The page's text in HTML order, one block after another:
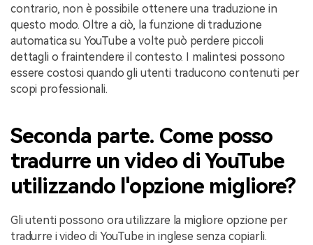
contrario, non è possibile ottenere una traduzione in
questo modo. Oltre a ciò, la funzione di traduzione
automatica su YouTube a volte può perdere piccoli
dettagli o fraintendere il contesto. I malintesi possono
essere costosi quando gli utenti traducono contenuti per
scopi professionali.
Seconda parte. Come posso
tradurre un video di YouTube
utilizzando l'opzione migliore?
Gli utenti possono ora utilizzare la migliore opzione per
tradurre i video di YouTube in inglese senza copiarli.